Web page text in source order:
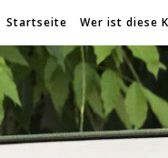
Startseite Wer ist diese